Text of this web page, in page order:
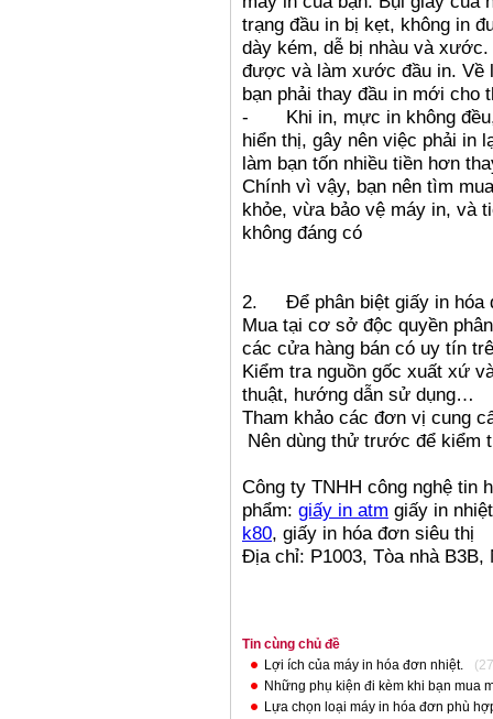
trạng đầu in bị kẹt, không in
dày kém, dễ bị nhàu và
được và làm xước đầu in. Về
bạn phải thay đầu in mới
-
Khi in, mực in không
hiển thị, gây nên việc phải in
làm bạn tốn nhiều tiền hơn
Chính vì vậy, bạn nên tìm
khỏe, vừa bảo vệ máy in, và
không đáng có
2.
Để phân biệt giấy in hóa
Mua tại cơ sở độc quyền
các cửa hàng bán có uy tín
Kiểm tra nguồn gốc xuất xứ
thuật, hướng dẫn sử dụng…
Tham khảo các đơn vị cung
Nên dùng thử trước để kiểm
Công ty TNHH công nghệ tin
phẩm: giấy in atm giấy in
k80, giấy in hóa đơn siêu thị
Địa chỉ: P1003, Tòa nhà B3B,
Tin cùng chủ đề
Lợi ích của máy in hóa đơn nhiệt.
Những phụ kiện đi kèm khi bạn mua
Lựa chọn loại máy in hóa đơn phù